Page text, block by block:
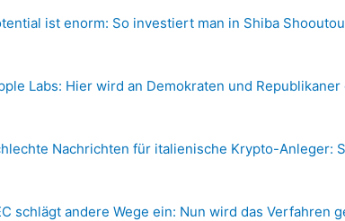
ist enorm: So investiert man in Shiba
Labs: Hier wird an Demokraten und
Nachrichten für italienische Krypto-Anleger:
schlägt andere Wege ein: Nun wird das Verfahren